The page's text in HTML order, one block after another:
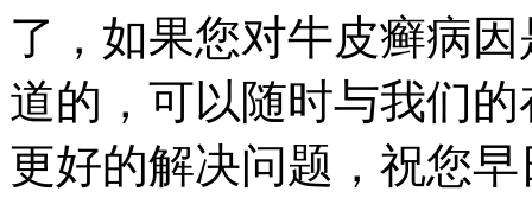
了，如果您对牛皮癣病
道的，可以随时与我们
更好的解决问题，祝您